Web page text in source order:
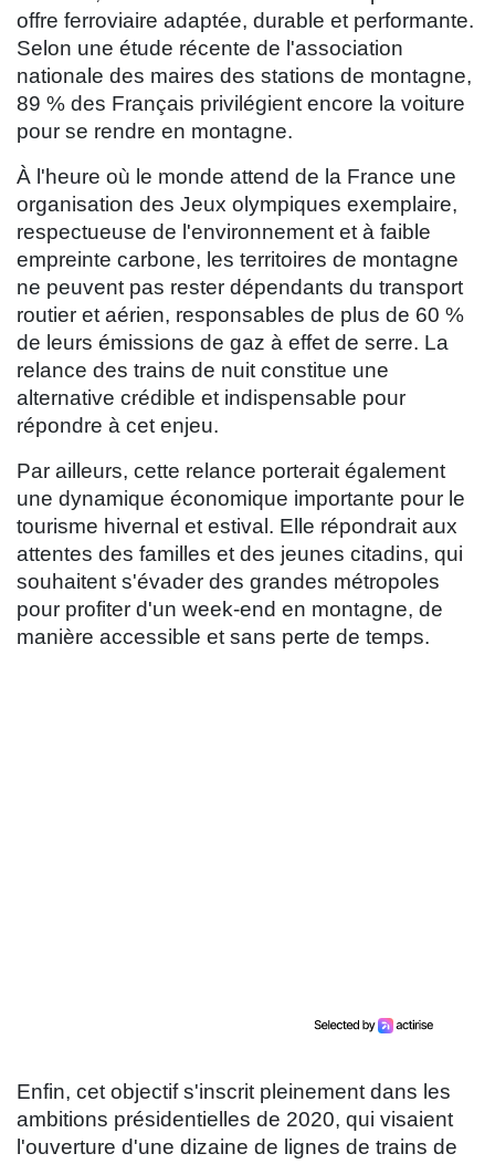
offre ferroviaire adaptée, durable et performante.
Selon une étude récente de l'association
nationale des maires des stations de montagne,
89 % des Français privilégient encore la voiture
pour se rendre en montagne.
À l'heure où le monde attend de la France une
organisation des Jeux olympiques exemplaire,
respectueuse de l'environnement et à faible
empreinte carbone, les territoires de montagne
ne peuvent pas rester dépendants du transport
routier et aérien, responsables de plus de 60 %
de leurs émissions de gaz à effet de serre. La
relance des trains de nuit constitue une
alternative crédible et indispensable pour
répondre à cet enjeu.
Par ailleurs, cette relance porterait également
une dynamique économique importante pour le
tourisme hivernal et estival. Elle répondrait aux
attentes des familles et des jeunes citadins, qui
souhaitent s'évader des grandes métropoles
pour profiter d'un week-end en montagne, de
manière accessible et sans perte de temps.
Enfin, cet objectif s'inscrit pleinement dans les
ambitions présidentielles de 2020, qui visaient
l'ouverture d'une dizaine de lignes de trains de